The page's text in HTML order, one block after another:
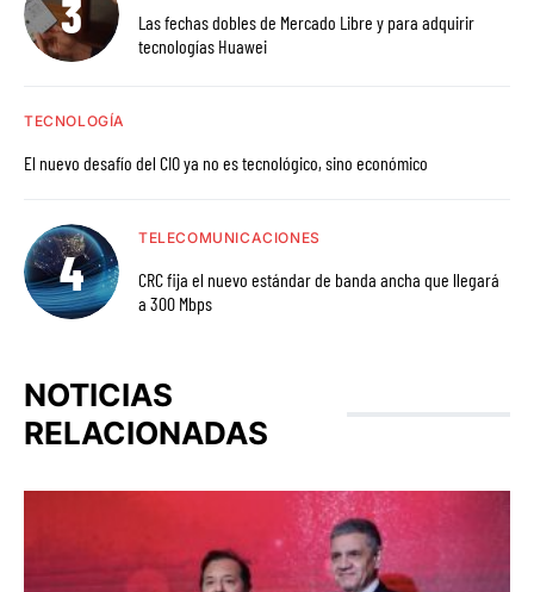
Las fechas dobles de Mercado Libre y para adquirir
tecnologías Huawei
TECNOLOGÍA
El nuevo desafío del CIO ya no es tecnológico, sino económico
TELECOMUNICACIONES
CRC fija el nuevo estándar de banda ancha que llegará
a 300 Mbps
NOTICIAS
RELACIONADAS